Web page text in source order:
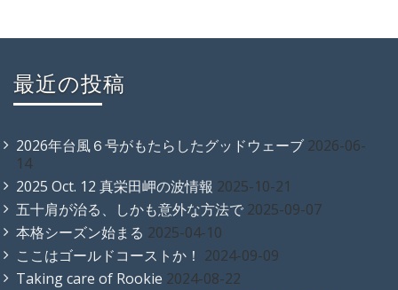
最近の投稿
2026年台風６号がもたらしたグッドウェーブ 2026-06-
14
2025 Oct. 12 真栄田岬の波情報 2025-10-21
五十肩が治る、しかも意外な方法で 2025-09-07
本格シーズン始まる 2025-04-10
ここはゴールドコーストか！ 2024-09-09
Taking care of Rookie 2024-08-22